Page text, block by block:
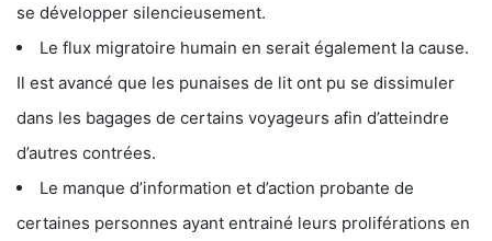
se développer silencieusement.
Le flux migratoire humain en serait également la cause.
Il est avancé que les punaises de lit ont pu se dissimuler
dans les bagages de certains voyageurs afin d’atteindre
d’autres contrées.
Le manque d’information et d’action probante de
certaines personnes ayant entrainé leurs proliférations en